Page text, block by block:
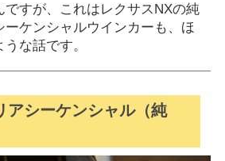
ですが、これはレクサスNXの純
ーケンシャルウインカーも、ほ
な話です。
アシーケンシャル（純